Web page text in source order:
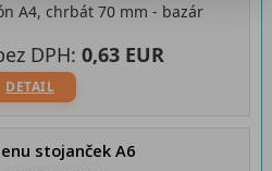
A4, chrbát 70 mm - bazár
DETAIL
DPH: 0,63 EUR
stojanček A6